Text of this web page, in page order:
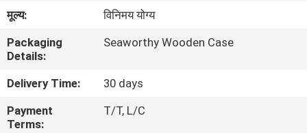
में
मूल्य:
विनिमय योग्य
Packaging
Details:
Seaworthy Wooden Case
Delivery Time:
30 days
Payment
Terms:
T/T, L/C